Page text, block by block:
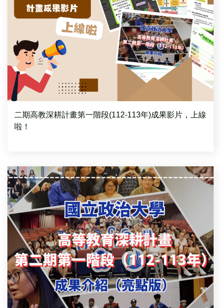
二期高教深耕計畫第一階段(112-113年)成果影片，上線
啦！